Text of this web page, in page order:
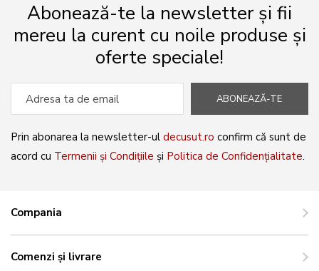
Abonează-te la newsletter și fii
mereu la curent cu noile produse și
oferte speciale!
ABONEAZĂ-TE
Prin abonarea la newsletter-ul decusut.ro confirm că sunt de
acord cu Termenii și Condițiile și Politica de Confidențialitate.
Compania
Comenzi și livrare